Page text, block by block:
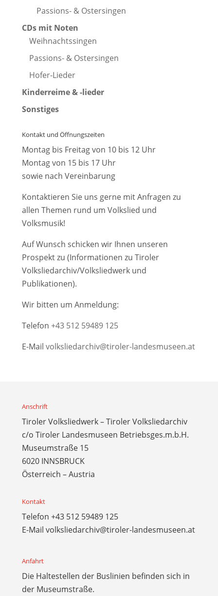
Passions- & Ostersingen
CDs mit Noten
Weihnachtssingen
Passions- & Ostersingen
Hofer-Lieder
Kinderreime & -lieder
Sonstiges
Kontakt und Öffnungszeiten
Montag bis Freitag von 10 bis 12 Uhr
Montag von 15 bis 17 Uhr
sowie nach Vereinbarung
Kontaktieren Sie uns gerne mit Anfragen zu
allen Themen rund um Volkslied und
Volksmusik!
Auf Wunsch schicken wir Ihnen unseren
Prospekt zu (Informationen zu Tiroler
Volksliedarchiv/Volksliedwerk und
Publikationen).
Wir bitten um Anmeldung:
Telefon +43 512 59489 125
E-Mail volksliedarchiv@tiroler-landesmuseen.at
Anschrift
Tiroler Volksliedwerk – Tiroler Volksliedarchiv
c/o Tiroler Landesmuseen Betriebsges.m.b.H.
Museumstraße 15
6020 INNSBRUCK
Österreich – Austria
Kontakt
Telefon +43 512 59489 125
E-Mail volksliedarchiv@tiroler-landesmuseen.at
Anfahrt
Die Haltestellen der Buslinien befinden sich in
der Museumstraße.